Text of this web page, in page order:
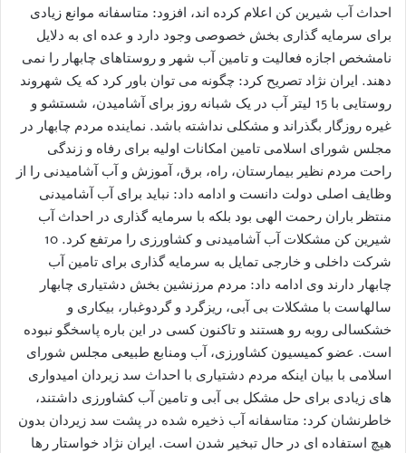
احداث آب شیرین کن اعلام کرده اند، افزود: متاسفانه موانع زیادی
برای سرمایه گذاری بخش خصوصی وجود دارد و عده ای به دلایل
نامشخص اجازه فعالیت و تامین آب شهر و روستاهای چابهار را نمی
دهند. ایران نژاد تصریح کرد: چگونه می توان باور کرد که یک شهروند
روستایی با 15 لیتر آب در یک شبانه روز برای آشامیدن، شستشو و
غیره روزگار بگذراند و مشکلی نداشته باشد. نماینده مردم چابهار در
مجلس شورای اسلامی تامین امکانات اولیه برای رفاه و زندگی
راحت مردم نظیر بیمارستان، راه، برق، آموزش و آب آشامیدنی را از
وظایف اصلی دولت دانست و ادامه داد: نباید برای آب آشامیدنی
منتظر باران رحمت الهی بود بلکه با سرمایه گذاری در احداث آب
شیرین کن مشکلات آب آشامیدنی و کشاورزی را مرتفع کرد. 10
شرکت داخلی و خارجی تمایل به سرمایه گذاری برای تامین آب
چابهار دارند وی ادامه داد: مردم مرزنشین بخش دشتیاری چابهار
سالهاست با مشکلات بی آبی، ریزگرد و گردوغبار، بیکاری و
خشکسالی روبه رو هستند و تاکنون کسی در این باره پاسخگو نبوده
است. عضو کمیسیون کشاورزی، آب ومنابع طبیعی مجلس شورای
اسلامی با بیان اینکه مردم دشتیاری با احداث سد زیردان امیدواری
های زیادی برای حل مشکل بی آبی و تامین آب کشاورزی داشتند،
خاطرنشان کرد: متاسفانه آب ذخیره شده در پشت سد زیردان بدون
هیچ استفاده ای در حال تبخیر شدن است. ایران نژاد خواستار رها